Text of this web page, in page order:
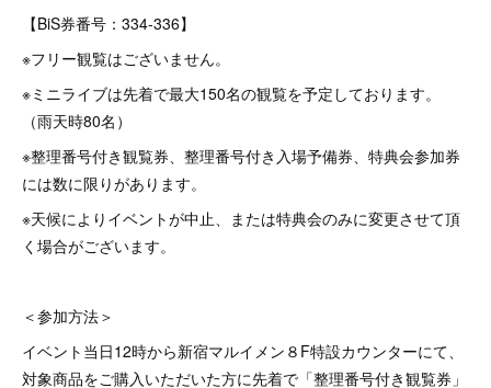
【BiS券番号：334-336】
※フリー観覧はございません。
※ミニライブは先着で最大150名の観覧を予定しております。
（雨天時80名）
※整理番号付き観覧券、整理番号付き入場予備券、特典会参加券
には数に限りがあります。
※天候によりイベントが中止、または特典会のみに変更させて頂
く場合がございます。
＜参加方法＞
イベント当日12時から新宿マルイメン８F特設カウンターにて、
対象商品をご購入いただいた方に先着で「整理番号付き観覧券」